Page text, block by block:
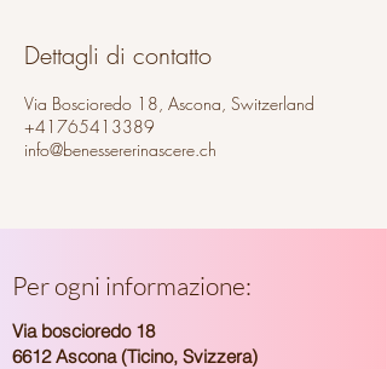
Dettagli di contatto
Via Boscioredo 18, Ascona, Switzerland
+41765413389
info@benessererinascere.ch
Via boscioredo 18
6612 Ascona (Ticino, Svizzera)
Per ogni informazione: